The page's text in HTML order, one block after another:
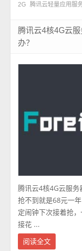
2G 腾讯云轻量应用服
腾讯云4核4G云
办？
腾讯云4核4G云服务
抢不到就是68元一
定闹钟下次接着抢
接花 ...
阅读全文